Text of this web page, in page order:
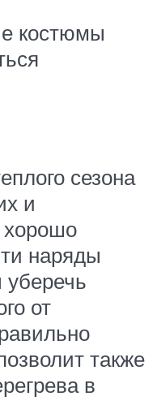
костюмы
сезона
и
хорошо
наряды
уберечь
от
также
в